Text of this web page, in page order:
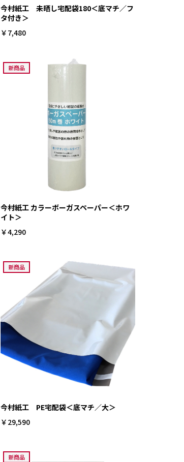
今村紙工 未晒し宅配袋180＜底マチ／フ
タ付き＞
￥7,480
新商品
今村紙工 カラーボーガスペーパー＜ホワ
イト＞
￥4,290
新商品
今村紙工 PE宅配袋＜底マチ／大＞
￥29,590
新商品